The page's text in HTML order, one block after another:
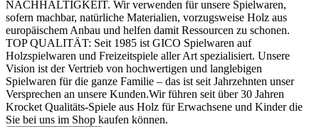
NACHHALTIGKEIT. Wir verwenden für unsere Spielwaren,
sofern machbar, natürliche Materialien, vorzugsweise Holz aus
europäischem Anbau und helfen damit Ressourcen zu schonen.
TOP QUALITÄT: Seit 1985 ist GICO Spielwaren auf
Holzspielwaren und Freizeitspiele aller Art spezialisiert. Unsere
Vision ist der Vertrieb von hochwertigen und langlebigen
Spielwaren für die ganze Familie – das ist seit Jahrzehnten unser
Versprechen an unsere Kunden.Wir führen seit über 30 Jahren
Krocket Qualitäts-Spiele aus Holz für Erwachsene und Kinder die
Sie bei uns im Shop kaufen können.